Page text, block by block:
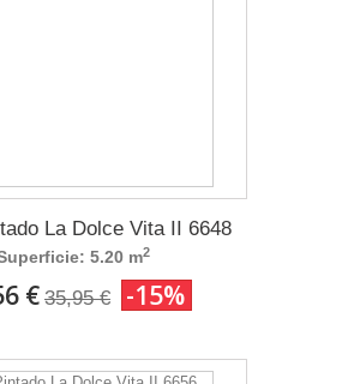
La Dolce Vita II 6648
5.20 m2
€ 35,95 € -15%